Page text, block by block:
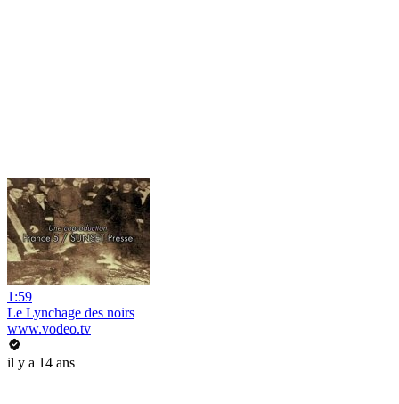
1:59
Le Lynchage des noirs
www.vodeo.tv
il y a 14 ans